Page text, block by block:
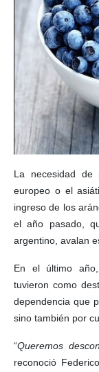
La necesidad de
europeo o el
ingreso de los
el año pasado,
argentino, avalan
En el último
tuvieron como
dependencia que
sino también por
“Queremos
reconoció